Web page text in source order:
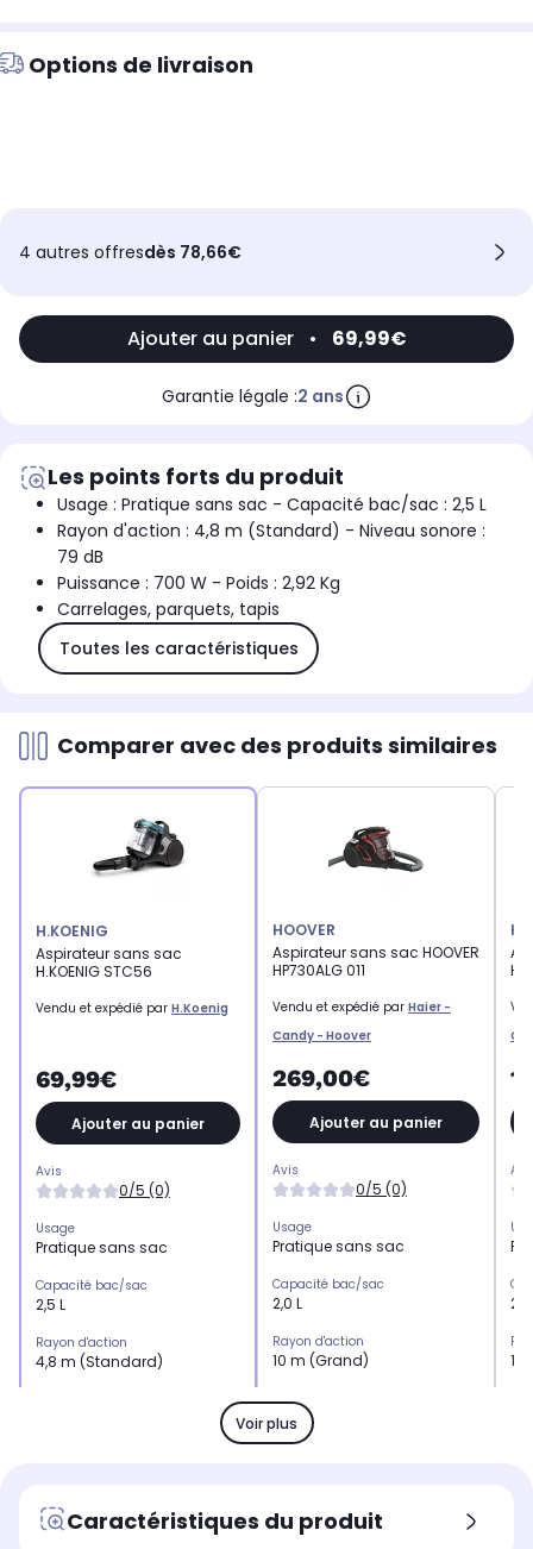
Options de livraison
4 autres offresdès 78,66€
Ajouter au panier • 69,99€
Garantie légale :2 ans
Les points forts du produit
Usage : Pratique sans sac - Capacité bac/sac : 2,5 L
Rayon d'action : 4,8 m (Standard) - Niveau sonore :
79 dB
Puissance : 700 W - Poids : 2,92 Kg
Carrelages, parquets, tapis
Toutes les caractéristiques
Comparer avec des produits similaires
H.KOENIG
Aspirateur sans sac
H.KOENIG STC56
Vendu et expédié par H.Koenig
69,99€
Ajouter au panier
Avis
0/5 (0)
Usage
Pratique sans sac
Capacité bac/sac
2,5 L
Rayon d'action
4,8 m (Standard)
Poids
2,92 Kg
HOOVER
Aspirateur sans sac HOOVER
HP730ALG 011
Vendu et expédié par Haier -
Candy - Hoover
269,00€
Ajouter au panier
Avis
0/5 (0)
Usage
Pratique sans sac
Capacité bac/sac
2,0 L
Rayon d'action
10 m (Grand)
Niveau sonore
68 dB
Poids
10,30 Kg
2,5
10
Voir plus
Caractéristiques du produit